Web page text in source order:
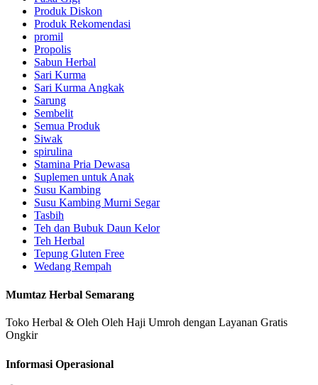
Produk Diskon
Produk Rekomendasi
promil
Propolis
Sabun Herbal
Sari Kurma
Sari Kurma Angkak
Sarung
Sembelit
Semua Produk
Siwak
spirulina
Stamina Pria Dewasa
Suplemen untuk Anak
Susu Kambing
Susu Kambing Murni Segar
Tasbih
Teh dan Bubuk Daun Kelor
Teh Herbal
Tepung Gluten Free
Wedang Rempah
Mumtaz Herbal Semarang
Toko Herbal & Oleh Oleh Haji Umroh dengan Layanan Gratis
Ongkir
Informasi Operasional